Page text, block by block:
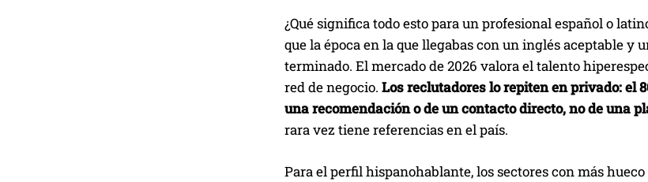
¿Qué significa todo esto para un profesional español o
que la época en la que llegabas con un inglés aceptable
terminado. El mercado de 2026 valora el talento
red de negocio. Los reclutadores lo repiten en privado: el
una recomendación o de un contacto directo, no de una
rara vez tiene referencias en el país.
Para el perfil hispanohablante, los sectores con más